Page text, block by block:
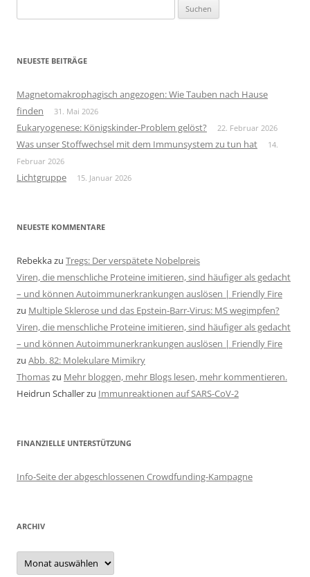
nach:
NEUESTE BEITRÄGE
Magnetomakrophagisch angezogen: Wie Tauben nach Hause
finden
31. Mai 2026
Eukaryogenese: Königskinder-Problem gelöst? 22. Februar 2026
Was unser Stoffwechsel mit dem Immunsystem zu tun hat
14.
Februar 2026
Lichtgruppe 15. Januar 2026
NEUESTE KOMMENTARE
Rebekkazu Tregs: Der verspätete Nobelpreis
Viren, die menschliche Proteine imitieren, sind häufiger als gedacht
– und können Autoimmunerkrankungen auslösen | Friendly Fire
zu Multiple Sklerose und das Epstein-Barr-Virus: MS wegimpfen?
Viren, die menschliche Proteine imitieren, sind häufiger als gedacht
– und können Autoimmunerkrankungen auslösen | Friendly Fire
zu Abb. 82: Molekulare Mimikry
Thomaszu Mehr bloggen, mehr Blogs lesen, mehr kommentieren.
Heidrun Schallerzu Immunreaktionen auf SARS-CoV-2
FINANZIELLE UNTERSTÜTZUNG
Info-Seite der abgeschlossenen Crowdfunding-Kampagne
ARCHIV
Archiv